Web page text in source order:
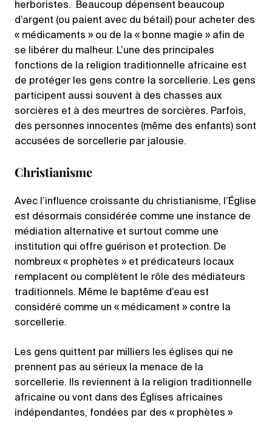
herboristes. Beaucoup dépensent beaucoup
d’argent (ou paient avec du bétail) pour acheter des
« médicaments » ou de la « bonne magie » afin de
se libérer du malheur. L’une des principales
fonctions de la religion traditionnelle africaine est
de protéger les gens contre la sorcellerie. Les gens
participent aussi souvent à des chasses aux
sorcières et à des meurtres de sorcières. Parfois,
des personnes innocentes (même des enfants) sont
accusées de sorcellerie par jalousie.
Christianisme
Avec l’influence croissante du christianisme, l’Église
est désormais considérée comme une instance de
médiation alternative et surtout comme une
institution qui offre guérison et protection. De
nombreux « prophètes » et prédicateurs locaux
remplacent ou complètent le rôle des médiateurs
traditionnels. Même le baptême d’eau est
considéré comme un « médicament » contre la
sorcellerie.
Les gens quittent par milliers les églises qui ne
prennent pas au sérieux la menace de la
sorcellerie. Ils reviennent à la religion traditionnelle
africaine ou vont dans des Églises africaines
indépendantes, fondées par des « prophètes »